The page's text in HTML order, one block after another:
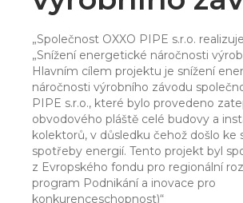
„Společnost OXXO PIPE s.r.o.
„Snížení energetické náročnosti
Hlavním cílem projektu je snížení
náročnosti výrobního závodu
PIPE s.r.o., které bylo provedeno
obvodového pláště celé budovy a
kolektorů, v důsledku čehož došlo ke
spotřeby energií. Tento projekt byl
z Evropského fondu pro regionální
program Podnikání a inovace pro
konkurenceschopnost)“